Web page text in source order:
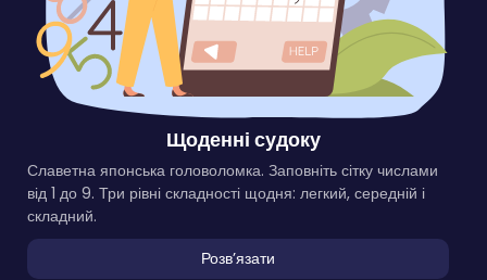
Щоденні судоку
Славетна японська головоломка. Заповніть сітку числами
від 1 до 9. Три рівні складності щодня: легкий, середній і
складний.
Розвʼязати